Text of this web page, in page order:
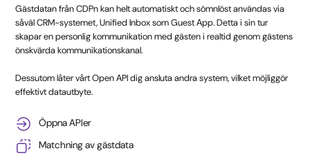
Gästdatan från CDPn kan helt automatiskt och sömnlöst användas via
såväl CRM-systemet, Unified Inbox som Guest App. Detta i sin tur
skapar en personlig kommunikation med gästen i realtid genom gästens
önskvärda kommunikationskanal.
Dessutom låter vårt Open API dig ansluta andra system, vilket möjliggör
effektivt datautbyte.
Öppna APIer
Matchning av gästdata